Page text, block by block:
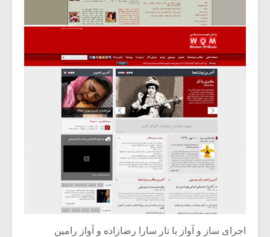
اجرای ساز و آواز با تار سارا رضازاده و آواز رامین